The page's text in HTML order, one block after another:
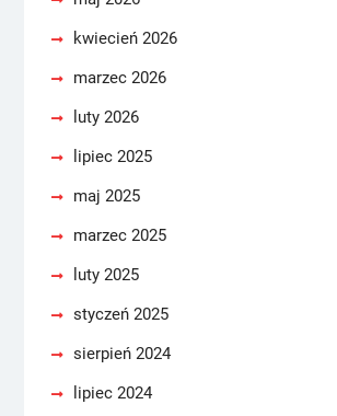
kwiecień 2026
marzec 2026
luty 2026
lipiec 2025
maj 2025
marzec 2025
luty 2025
styczeń 2025
sierpień 2024
lipiec 2024